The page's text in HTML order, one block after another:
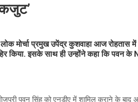
मोर्चा प्रमुख उपेंद्र कुशवाहा आज रोहतास
किया. इसके साथ ही उन्होंने कहा कि पवन
पवन सिंह को एनडीए में शामिल कराने के बाद